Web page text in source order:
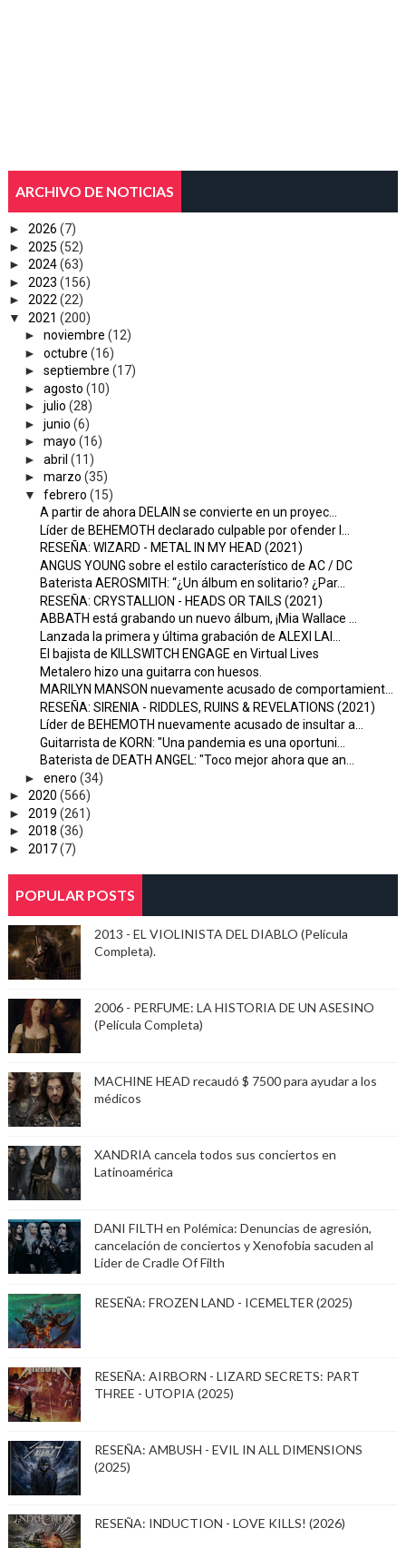
ARCHIVO DE NOTICIAS
► 2026 (7)
► 2025 (52)
► 2024(63)
► 2023 (156)
► 2022 (22)
▼
2021 (200)
► noviembre (12)
► octubre (16)
► septiembre (17)
► agosto (10)
► julio (28)
► junio (6)
► mayo (16)
► abril (11)
► marzo (35)
▼
febrero (15)
A partir de ahora DELAIN se convierte en un proyec...
Líder de BEHEMOTH declarado culpable por ofender l...
RESEÑA: WIZARD - METAL IN MY HEAD (2021)
ANGUS YOUNG sobre el estilo característico de AC / DC
Baterista AEROSMITH: “¿Un álbum en solitario? ¿Par...
RESEÑA: CRYSTALLION - HEADS OR TAILS (2021)
ABBATH está grabando un nuevo álbum, ¡Mia Wallace ...
Lanzada la primera y última grabación de ALEXI LAI...
El bajista de KILLSWITCH ENGAGE en Virtual Lives
Metalero hizo una guitarra con huesos.
MARILYN MANSON nuevamente acusado de comportamient...
RESEÑA: SIRENIA - RIDDLES, RUINS & REVELATIONS (2021)
Líder de BEHEMOTH nuevamente acusado de insultar a...
Guitarrista de KORN: "Una pandemia es una oportuni...
Baterista de DEATH ANGEL: "Toco mejor ahora que an...
► enero (34)
► 2020 (566)
► 2019 (261)
► 2018 (36)
► 2017(7)
POPULAR POSTS
2013 - EL VIOLINISTA DEL DIABLO (Película
Completa).
2006 - PERFUME: LA HISTORIA DE UN ASESINO
(Película Completa)
MACHINE HEAD recaudó $ 7500 para ayudar a los
médicos
XANDRIA cancela todos sus conciertos en
Latinoamérica
DANI FILTH en Polémica: Denuncias de agresión,
cancelación de conciertos y Xenofobia sacuden al
Lider de Cradle Of Filth
RESEÑA: FROZEN LAND - ICEMELTER (2025)
RESEÑA: AIRBORN - LIZARD SECRETS: PART
THREE - UTOPIA (2025)
RESEÑA: AMBUSH - EVIL IN ALL DIMENSIONS
(2025)
RESEÑA: INDUCTION - LOVE KILLS! (2026)